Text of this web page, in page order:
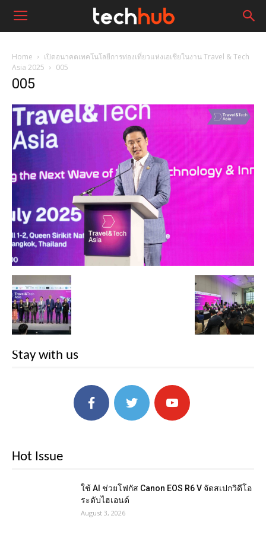
Home
เปิดอนาคตเทคโนโลยีการท่องเที่ยวแห่งเอเชียในงาน Travel & Tech
Asia 2025
005
005
Stay with us
Hot Issue
ใช้ AI ช่วยโฟกัส Canon EOS R6 V จัดสเปกวิดีโอ
ระดับไฮเอนด์
August 3, 2026